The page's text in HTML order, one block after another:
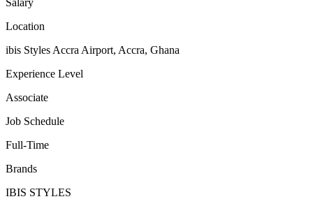
Location
ibis Styles Accra Airport, Accra, Ghana
Experience Level
Associate
Job Schedule
Full-Time
Brands
IBIS STYLES